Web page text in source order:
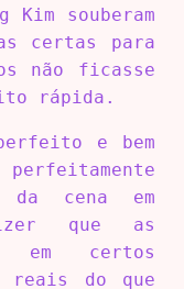
Kim souberam
certas para
não ficasse
rápida.
e bem
da cena em
que as
em certos
reais do que